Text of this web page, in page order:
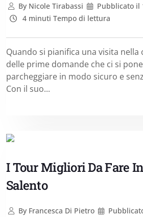
ByNicole Tirabassi Pubblicato il
4 minuti Tempo di lettura
Quando si pianifica una visita nella
delle prime domande che ci si
parcheggiare in modo sicuro e
Con il suo...
I Tour Migliori Da Fare
Salento
ByFrancesca Di Pietro